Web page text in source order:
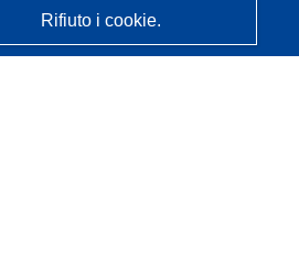
Rifiuto i cookie.